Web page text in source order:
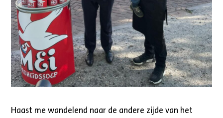
Haast me wandelend naar de andere zijde van het